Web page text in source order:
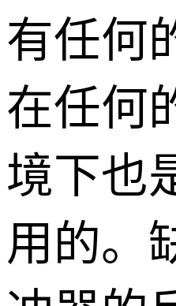
有任何
在任何
境下也
用的。